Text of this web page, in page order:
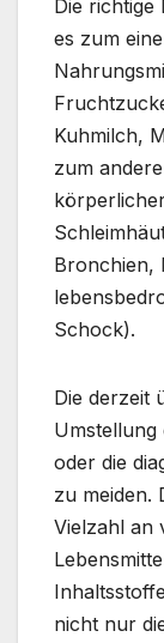
Die richtige
es zum
Kuhmilch,
zum
Bronchien,
Schock).
Die derzeit
oder die
zu meiden.
Vielzahl an
nicht nur